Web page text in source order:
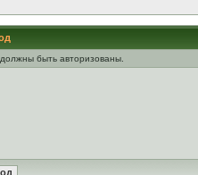
быть авторизованы.